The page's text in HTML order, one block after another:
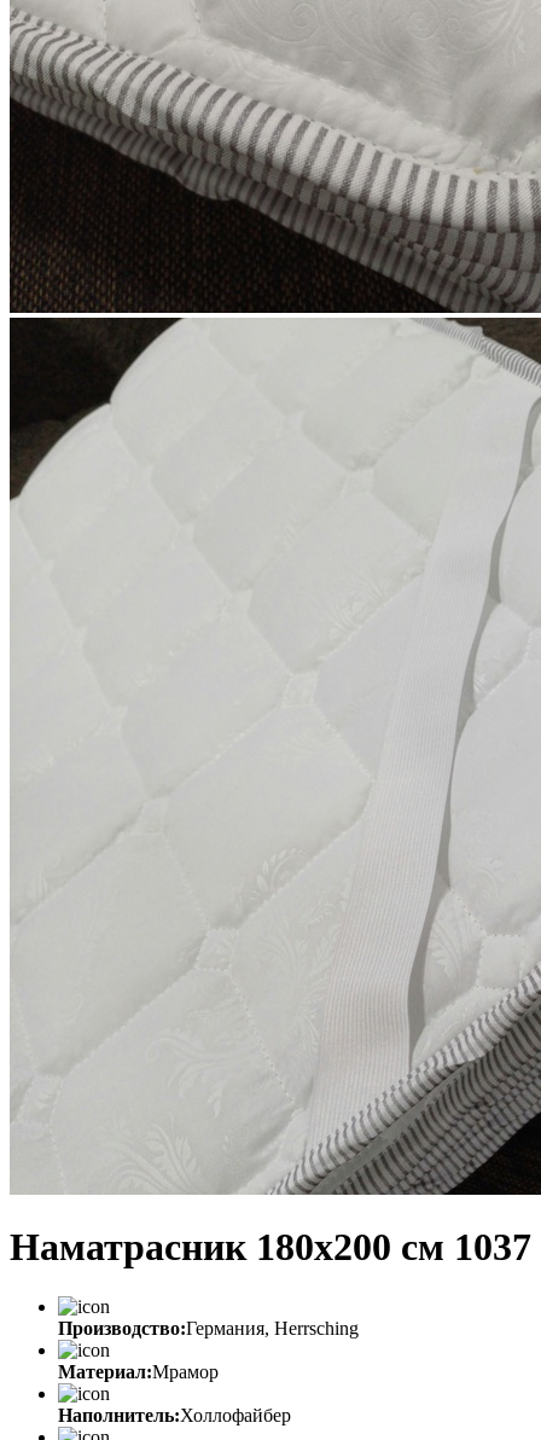
Наматрасник 180х200 см 1037
Производство:Германия, Herrsching
Материал:Мрамор
Наполнитель:Холлофайбер